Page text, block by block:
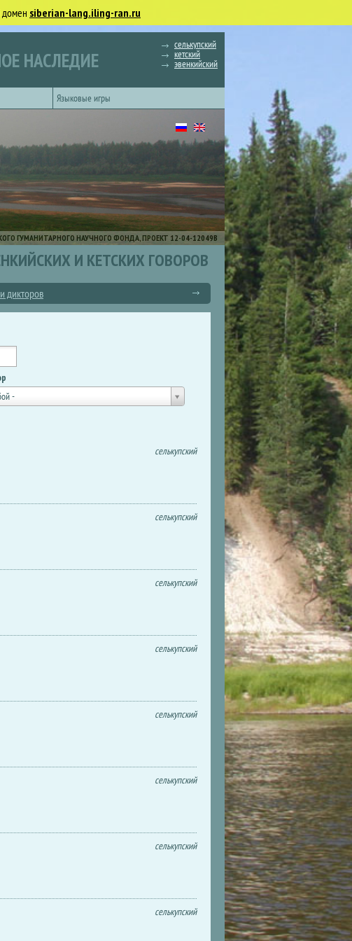
домен siberian-lang.iling-ran.ru
НАСЛЕДИЕ
селькупский
кетский
эвенкийский
Языковые игры
ГУМАНИТАРНОГО НАУЧНОГО ФОНДА, ПРОЕКТ 12-04-12049В
И КЕТСКИХ ГОВОРОВ
дикторов
-
селькупский
селькупский
селькупский
селькупский
селькупский
селькупский
селькупский
селькупский